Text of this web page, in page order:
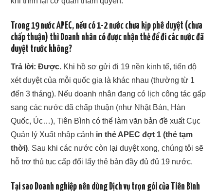
Trong 19 nước APEC, nếu có 1-2 nước chưa kịp phê duyệt (chưa
chấp thuận) thì Doanh nhân có được nhận thẻ để đi các nước đã
duyệt trước không?
Trả lời: Được. Khi hồ sơ gửi đi 19 nền kinh tế, tiến độ
xét duyệt của mỗi quốc gia là khác nhau (thường từ 1
đến 3 tháng). Nếu doanh nhân đang có lịch công tác gấp
sang các nước đã chấp thuận (như Nhật Bản, Hàn
Quốc, Úc…), Tiên Bình có thể làm văn bản đề xuất Cục
Quản lý Xuất nhập cảnh in thẻ APEC đợt 1 (thẻ tạm
thời). Sau khi các nước còn lại duyệt xong, chúng tôi sẽ
hỗ trợ thủ tục cấp đổi lấy thẻ bản đầy đủ đủ 19 nước.
Tại sao Doanh nghiệp nên dùng Dịch vụ trọn gói của Tiên Bình